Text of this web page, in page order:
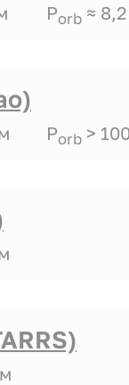
Porb ≈ 8,2
Porb >